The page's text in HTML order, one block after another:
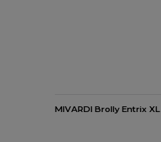
MIVARDI Brolly Entrix XL